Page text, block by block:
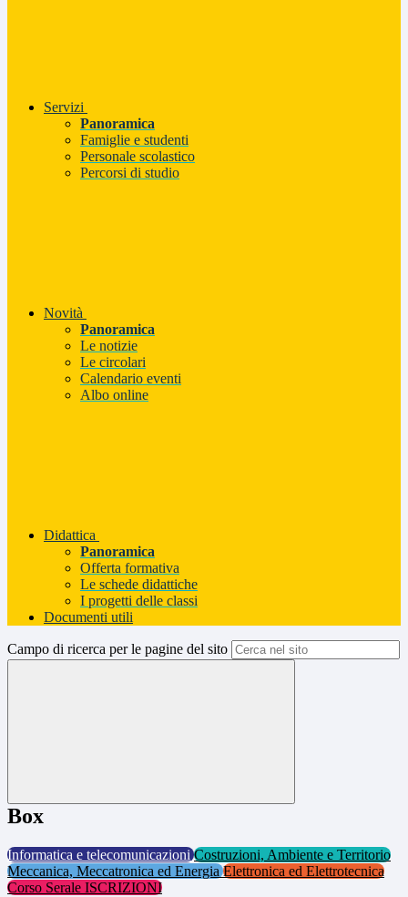
Servizi
Panoramica
Famiglie e studenti
Personale scolastico
Percorsi di studio
Novità
Panoramica
Le notizie
Le circolari
Calendario eventi
Albo online
Didattica
Panoramica
Offerta formativa
Le schede didattiche
I progetti delle classi
Documenti utili
Campo di ricerca per le pagine del sito
Box
Informatica e telecomunicazioniCostruzioni, Ambiente e Territorio
Meccanica, Meccatronica ed EnergiaElettronica ed Elettrotecnica
Corso Serale ISCRIZIONI